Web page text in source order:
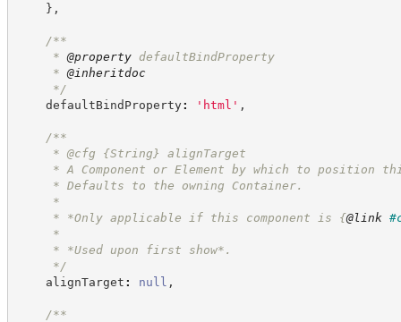
} ,
/**
* @property defaultBindProperty
* @inheritdoc
*/
defaultBindProperty: ' html ' ,
/**
* @cfg {String}
alignTarget
* A Component or Element by which to position
* Defaults to the owning Container.
*
* *Only applicable if this component is {@link
*
* *Used upon first show*.
*/
alignTarget : null ,
/**